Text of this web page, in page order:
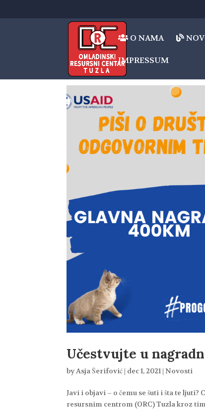
O NAMA
IMPRESSUM
Učestvujte u
byAsja Šerifović | dec 1, 2021 |Novosti
Javi i objavi – o čemu se šuti i šta te
resursnim centrom (ORC) Tuzla kroz